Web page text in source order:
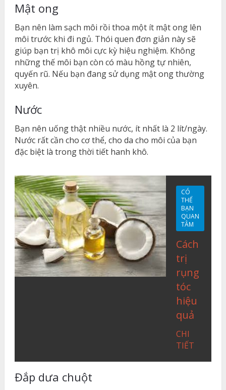
Mật ong
Bạn nên làm sạch môi rồi thoa một ít mật ong lên
môi trước khi đi ngủ. Thói quen đơn giản này sẽ
giúp bạn trị khô môi cực kỳ hiệu nghiệm. Không
những thế môi bạn còn có màu hồng tự nhiên,
quyến rũ. Nếu bạn đang sử dụng mật ong thường
xuyên.
Nước
Bạn nên uống thật nhiều nước, ít nhất là 2 lít/ngày.
Nước rất cần cho cơ thể, cho da cho môi của bạn
đặc biệt là trong thời tiết hanh khô.
CÓ
THỂ
BẠN
QUAN
TÂM
Cách
trị
rụng
tóc
hiệu
quả
CHI
TIẾT
Đắp dưa chuột